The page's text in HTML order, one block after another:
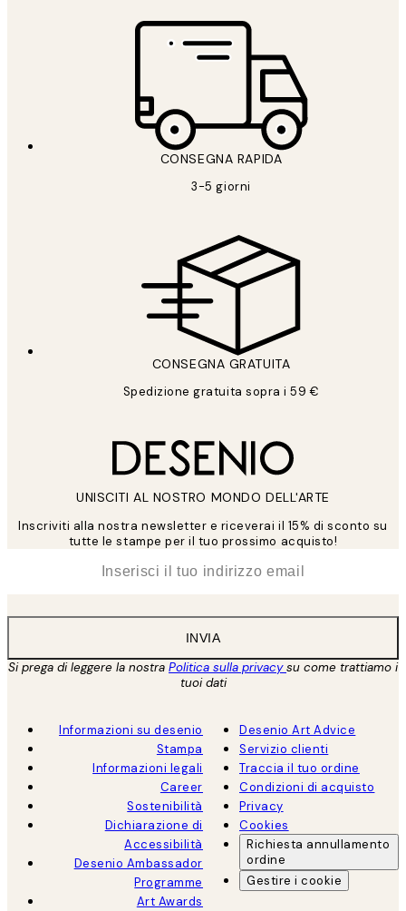
CONSEGNA RAPIDA
3-5 giorni
CONSEGNA GRATUITA
Spedizione gratuita sopra i 59 €
UNISCITI AL NOSTRO MONDO DELL'ARTE
Inscriviti alla nostra newsletter e riceverai il 15% di sconto su
tutte le stampe per il tuo prossimo acquisto!
INVIA
Si prega di leggere la nostra Politica sulla privacysu come trattiamo i
tuoi dati
Informazioni su desenio
Stampa
Informazioni legali
Career
Sostenibilità
Dichiarazione di
Accessibilità
Desenio Ambassador
Programme
Art Awards
Desenio Art Advice
Servizio clienti
Traccia il tuo ordine
Condizioni di acquisto
Privacy
Cookies
Richiesta annullamento
ordine
Gestire i cookie